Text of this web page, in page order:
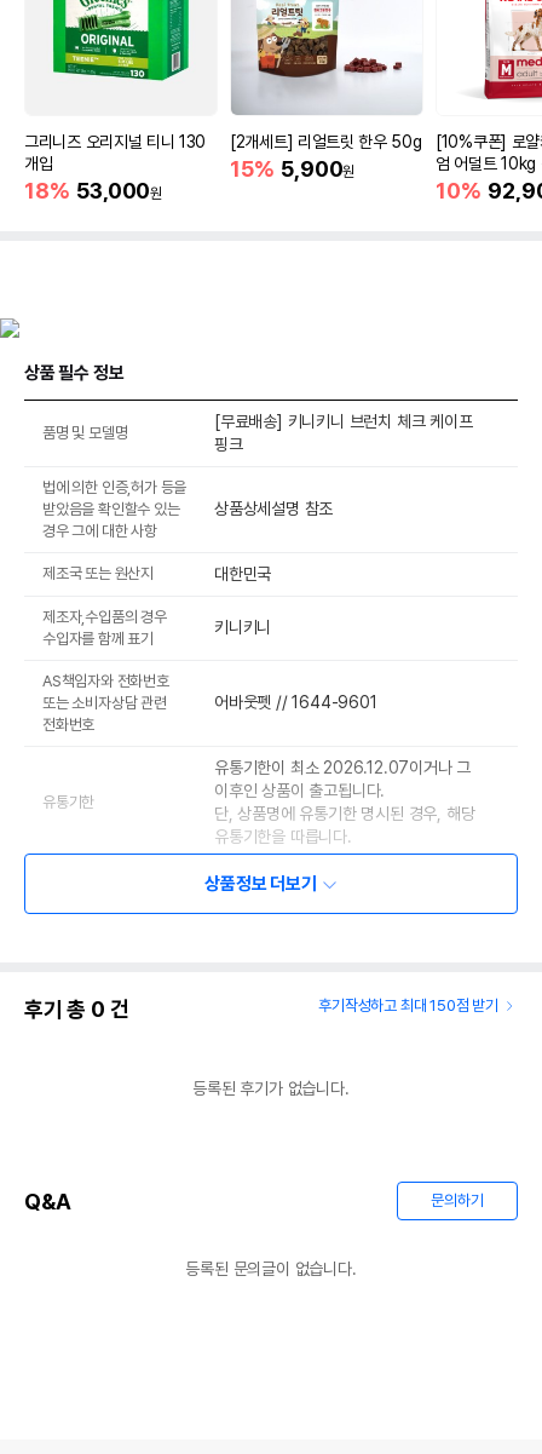
그리니즈 오리지널 티니 130
개입
18% 53,000원
[2개세트] 리얼트릿 한우 50g
15% 5,900원
[10%쿠폰] 로
엄 어덜트 10kg
증진
10%
상품 필수 정보
품명 및 모델명
[무료배송] 키니키니 브런치 체크 케이프
핑크
법에 의한 인증,허가 등을
받았음을 확인할수 있는
경우 그에 대한 사항
상품상세설명 참조
제조국 또는 원산지 대한민국
제조자,수입품의 경우
수입자를 함께 표기
키니키니
AS책임자와 전화번호
또는 소비자상담 관련
전화번호
어바웃펫 // 1644-9601
유통기한
유통기한이 최소 2026.12.07이거나 그
이후인 상품이 출고됩니다.
단, 상품명에 유통기한 명시된 경우, 해당
유통기한을 따릅니다.
상품정보 더보기
후기 총 0 건 후기작성하고 최대 150점 받기
등록된 후기가 없습니다.
Q&A 문의하기
등록된 문의글이 없습니다.